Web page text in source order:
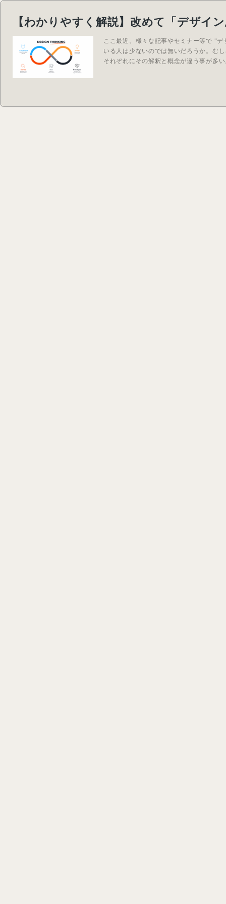
【わかりやすく解説】改めて「デザイ
ここ最近、様々な記事やセミナー等で "
いる人は少ないのでは無いだろうか。む
それぞれにその解釈と概念が違う事が多